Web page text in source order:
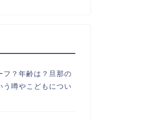
フ？年齢は？旦那の
う噂やこどもについ